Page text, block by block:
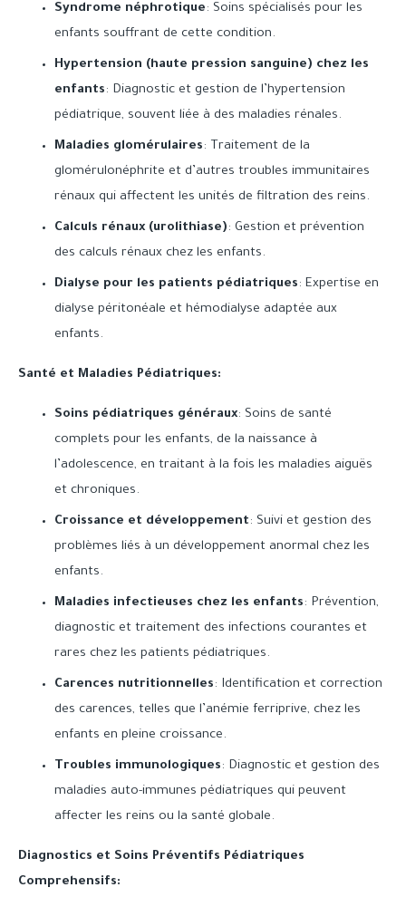
Syndrome néphrotique: Soins spécialisés pour les
enfants souffrant de cette condition.
Hypertension (haute pression sanguine) chez les
enfants: Diagnostic et gestion de l’hypertension
pédiatrique, souvent liée à des maladies rénales.
Maladies glomérulaires: Traitement de la
glomérulonéphrite et d’autres troubles immunitaires
rénaux qui affectent les unités de filtration des reins.
Calculs rénaux (urolithiase): Gestion et prévention
des calculs rénaux chez les enfants.
Dialyse pour les patients pédiatriques: Expertise en
dialyse péritonéale et hémodialyse adaptée aux
enfants.
Santé et Maladies Pédiatriques:
Soins pédiatriques généraux: Soins de santé
complets pour les enfants, de la naissance à
l’adolescence, en traitant à la fois les maladies aiguës
et chroniques.
Croissance et développement: Suivi et gestion des
problèmes liés à un développement anormal chez les
enfants.
Maladies infectieuses chez les enfants: Prévention,
diagnostic et traitement des infections courantes et
rares chez les patients pédiatriques.
Carences nutritionnelles: Identification et correction
des carences, telles que l’anémie ferriprive, chez les
enfants en pleine croissance.
Troubles immunologiques: Diagnostic et gestion des
maladies auto-immunes pédiatriques qui peuvent
affecter les reins ou la santé globale.
Diagnostics et Soins Préventifs Pédiatriques
Comprehensifs: